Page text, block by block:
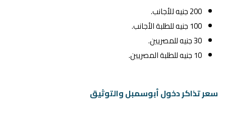
200 جنيه للأجانب.
100 جنيه للطلبة الأجانب.
30 جنيه للمصريين.
10 جنيه للطلبة المصريين.
سعر تذاكر دخول أبوسمبل والتوثيق